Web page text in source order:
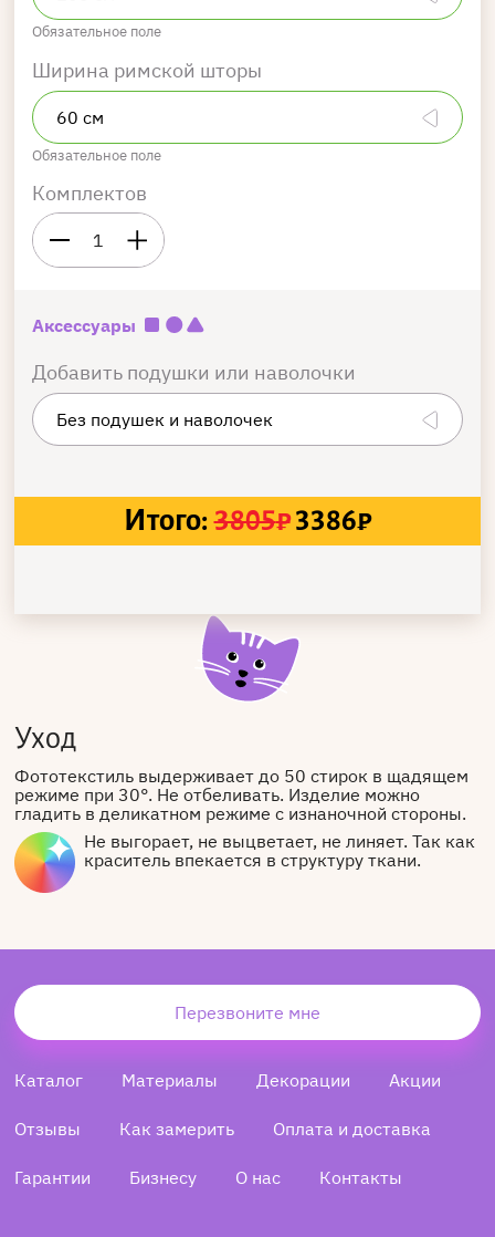
Обязательное поле
Ширина римской шторы
Обязательное поле
Комплектов
1
Аксессуары
Добавить подушки или наволочки
Итого: 3805₽3386₽
Уход
Фототекстиль выдерживает до 50 стирок в щадящем
режиме при 30°. Не отбеливать. Изделие можно
гладить в деликатном режиме с изнаночной стороны.
Не выгорает, не выцветает, не линяет. Так как
краситель впекается в структуру ткани.
Перезвоните мне
Каталог Материалы Декорации Акции
Отзывы Как замерить Оплата и доставка
Гарантии Бизнесу О нас Контакты